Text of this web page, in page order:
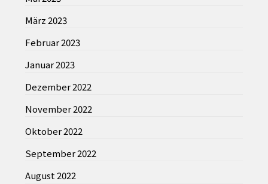
März 2023
Februar 2023
Januar 2023
Dezember 2022
November 2022
Oktober 2022
September 2022
August 2022